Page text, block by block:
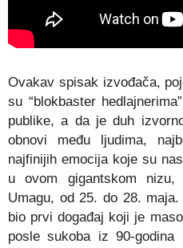
Ovakav spisak izvođača,
su “blokbaster
publike, a da je duh
obnovi među ljudima,
najfinijih emocija koje su
u ovom gigantskom nizu,
Umagu, od 25. do 28.
bio prvi događaj koji je
posle sukoba iz 90-